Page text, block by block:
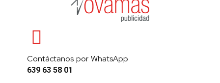
Contáctanos por WhatsApp
639 63 58 01